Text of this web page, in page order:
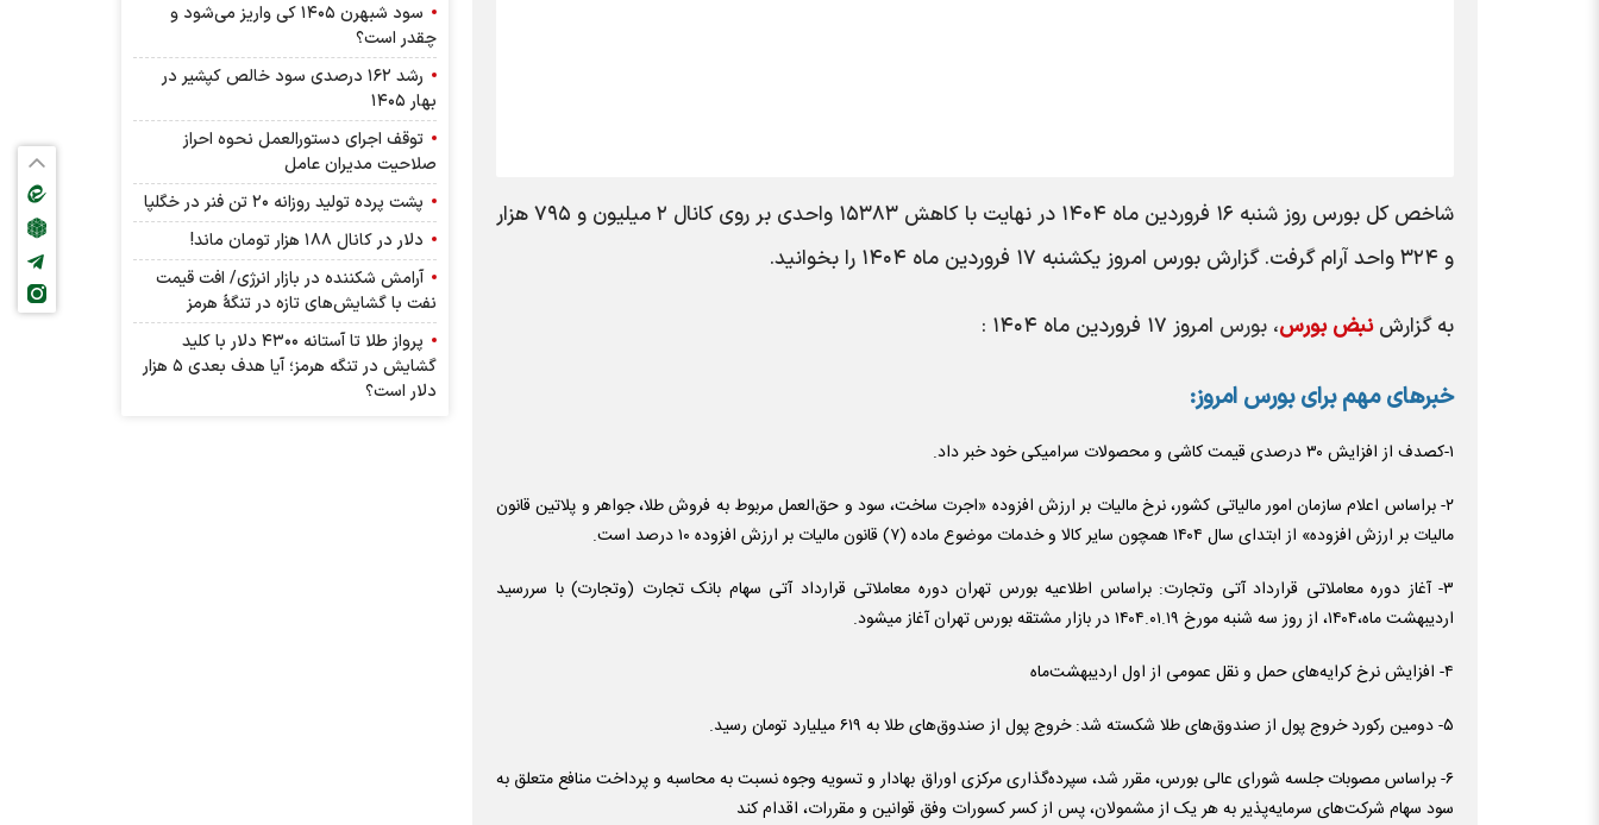
شاخص کل بورس روز شنبه ۱۶ فروردین ماه ۱۴۰۴ در نهایت با کاهش ۱۵۳۸۳ واحدی بر روی کانال ۲ میلیون و ۷۹۵ هزار
و ۳۲۴ واحد آرام گرفت. گزارش بورس امروز یکشنبه ۱۷ فروردین ماه ۱۴۰۴ را بخوانید.
به گزارشنبض بورس، بورس امروز ۱۷ فروردین ماه ۱۴۰۴ :
خبر‌های مهم برای بورس امروز:
۱-کصدف از افزایش ۳۰ درصدی قیمت کاشی و محصولات سرامیکی خود خبر داد.
۲- براساس اعلام سازمان امور مالیاتی کشور، نرخ مالیات بر ارزش افزوده «اجرت ساخت، سود و حق‌العمل مربوط به فروش طلا، جواهر و پلاتین قانون
مالیات بر ارزش افزوده» از ابتدای سال ۱۴۰۴ همچون سایر کالا و خدمات موضوع ماده (۷) قانون مالیات بر ارزش افزوده ۱۰ درصد است.
۳- آغاز دوره معاملاتی قرارداد آتی وتجارت: براساس اطلاعیه بورس تهران دوره معاملاتی قرارداد آتی سهام بانک تجارت (وتجارت) با سررسید
اردیبهشت ماه،۱۴۰۴، از روز سه شنبه مورخ ۱۴۰۴.۰۱.۱۹ در بازار مشتقه بورس تهران آغاز میشود.
۴- افزایش نرخ کرایه‌های حمل و نقل عمومی از اول اردیبهشت‌ماه
۵- دومین رکورد خروج پول از صندوق‌های طلا شکسته شد: خروج پول از صندوق‌های طلا به ۶۱۹ میلیارد تومان رسید.
۶- براساس مصوبات جلسه شورای عالی بورس، مقرر شد، سپرده‌گذاری مرکزی اوراق بهادار و تسویه وجوه نسبت به محاسبه و پرداخت منافع متعلق به
سود سهام شرکت‌های سرمایه‌پذیر به هر یک از مشمولان، پس از کسر کسورات وفق قوانین و مقررات، اقدام کند
سود شبهرن ۱۴۰۵ کی واریز می‌شود و
چقدر است؟
رشد ۱۶۲ درصدی سود خالص کپشیر در
بهار ۱۴۰۵
توقف اجرای دستورالعمل نحوه احراز
صلاحیت مدیران عامل
پشت پرده تولید روزانه ۲۰ تن فنر در خگلپا
دلار در کانال ۱۸۸ هزار تومان ماند!
آرامش شکننده در بازار انرژی/ افت قیمت
نفت با گشایش‌های تازه در تنگۀ هرمز
پرواز طلا تا آستانه ۴۳۰۰ دلار با کلید
گشایش در تنگه هرمز؛ آیا هدف بعدی ۵ هزار
دلار است؟